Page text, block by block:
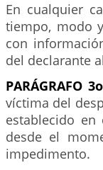
En cualquier
tiempo, modo
con
del declarante
PARÁGRAFO
víctima del
establecido
desde el
impedimento.